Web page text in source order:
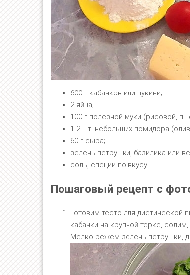
600 г кабачков или цукини;
2 яйца;
100 г полезной муки (рисовой,
1-2 шт. небольших помидора
60 г сыра;
зелень петрушки, базилика или
соль, специи по вкусу.
Пошаговый рецепт с
Готовим тесто для
кабачки на крупной тёрке,
Мелко режем зелень петрушки,